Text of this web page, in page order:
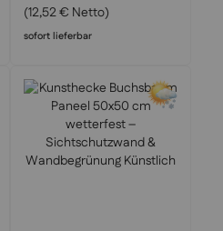
(12,52 € Netto)
sofort lieferbar